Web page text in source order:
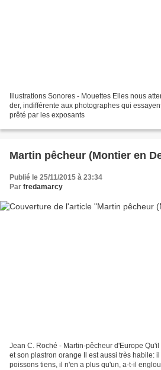
Illustrations Sonores - Mouettes Elles nous
der, indifférente aux photographes qui
prêté par les exposants
Martin pêcheur (Montier en
Publié le 25/11/2015 à 23:34
Par fredamarcy
Jean C. Roché - Martin-pêcheur d'Europe
et son plastron orange Il est aussi très habile:
poissons tiens, il n'en a plus qu'un, a-t-il